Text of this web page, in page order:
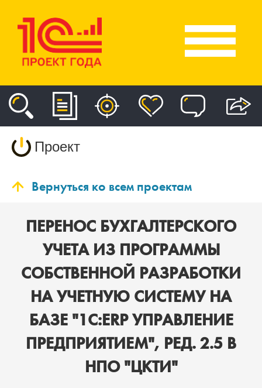
Проект
Вернуться ко всем проектам
ПЕРЕНОС БУХГАЛТЕРСКОГО
УЧЕТА ИЗ ПРОГРАММЫ
СОБСТВЕННОЙ РАЗРАБОТКИ
НА УЧЕТНУЮ СИСТЕМУ НА
БАЗЕ "1С:ERP УПРАВЛЕНИЕ
ПРЕДПРИЯТИЕМ", РЕД. 2.5 В
НПО "ЦКТИ"